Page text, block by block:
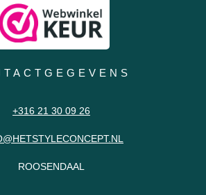
+316 21 30 09 26
ROOSENDAAL